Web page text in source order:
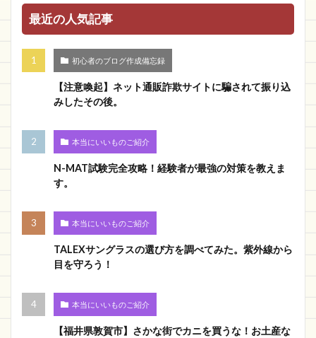
最近の人気記事
初心者のブログ作成備忘録
【注意喚起】ネット通販詐欺サイトに騙されて振り込
みしたその後。
本当にいいものご紹介
N-MAT試験完全攻略！経験者が最強の対策を教えま
す。
本当にいいものご紹介
TALEXサングラスの選び方を調べてみた。紫外線から
目を守ろう！
本当にいいものご紹介
【福井県敦賀市】さかな街でカニを買うな！お土産な